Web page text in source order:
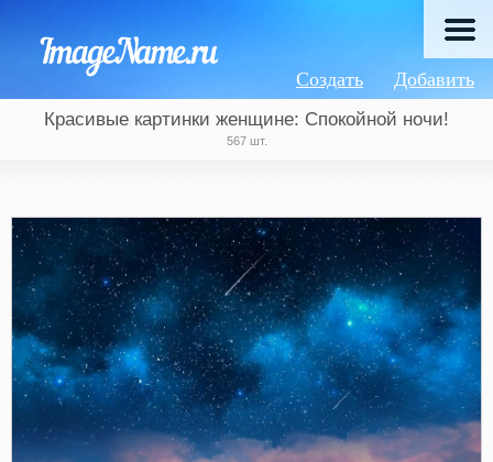
Добавить
Создать
Красивые картинки женщине: Спокойной ночи!
567 шт.